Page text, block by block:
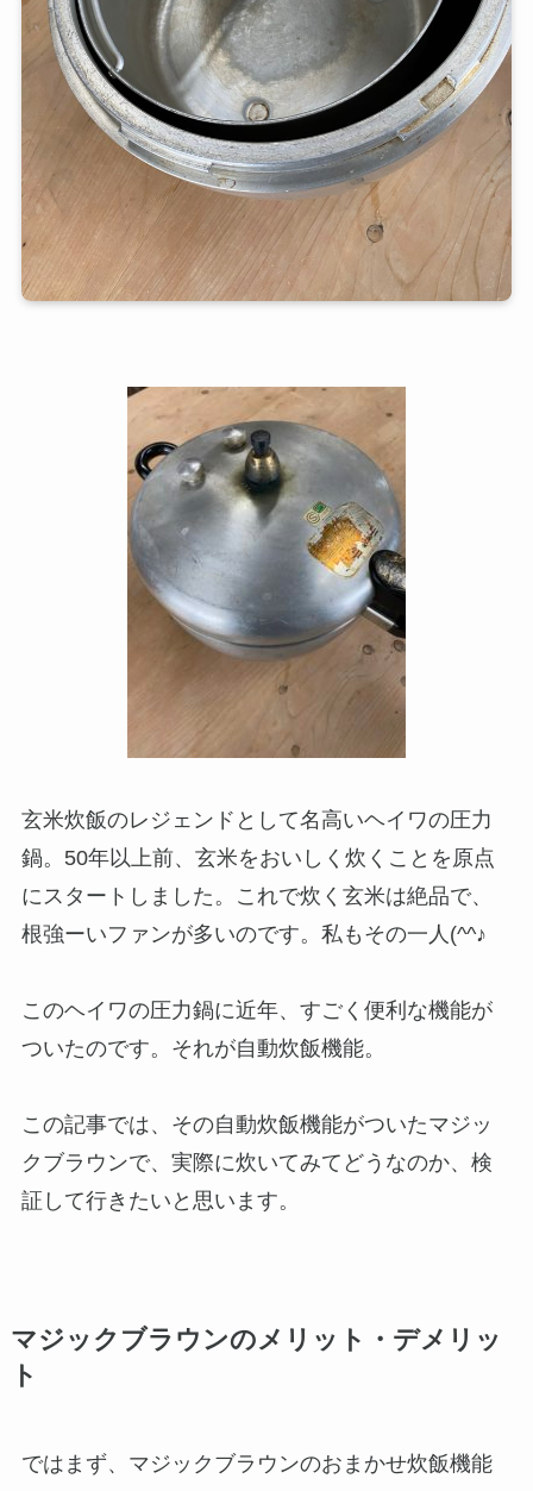
玄米炊飯のレジェンドとして名高いヘイワの圧力
鍋。50年以上前、玄米をおいしく炊くことを原点
にスタートしました。これで炊く玄米は絶品で、
根強ーいファンが多いのです。私もその一人(^^♪
このヘイワの圧力鍋に近年、すごく便利な機能が
ついたのです。それが自動炊飯機能。
この記事では、その自動炊飯機能がついたマジッ
クブラウンで、実際に炊いてみてどうなのか、検
証して行きたいと思います。
マジックブラウンのメリット・デメリッ
ト
ではまず、マジックブラウンのおまかせ炊飯機能